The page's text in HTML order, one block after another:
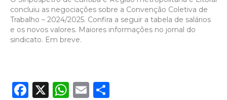
concluiu as negociações sobre a Convenção Coletiva de
Trabalho – 2024/2025. Confira a seguir a tabela de salários
e os novos valores. Maiores informações no jornal do
sindicato. Em breve.
Facebook
X WhatsApp
Email